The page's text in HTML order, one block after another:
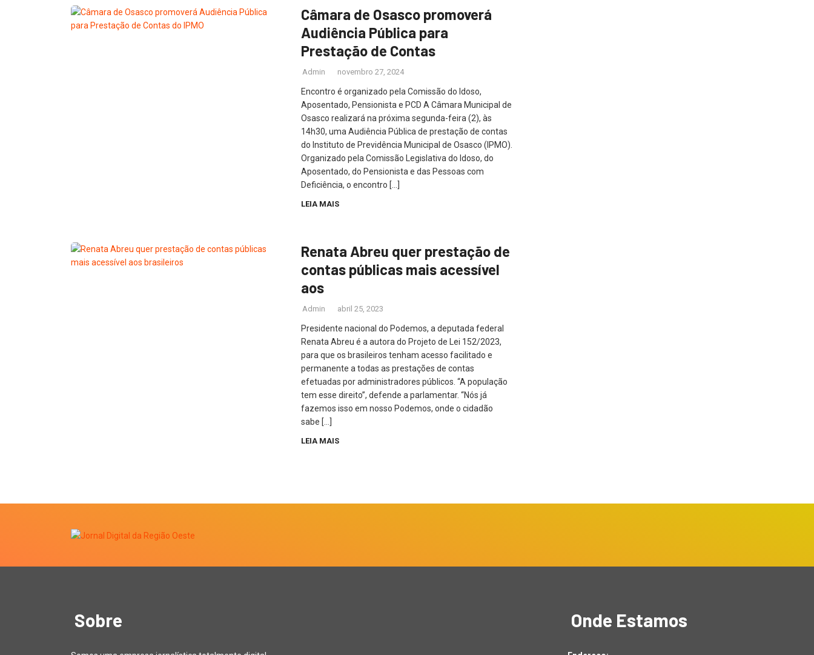
Câmara de Osasco promoverá
Audiência Pública para
Prestação de Contas
Admin novembro 27, 2024
Encontro é organizado pela Comissão do Idoso,
Aposentado, Pensionista e PCD A Câmara Municipal de
Osasco realizará na próxima segunda-feira (2), às
14h30, uma Audiência Pública de prestação de contas
do Instituto de Previdência Municipal de Osasco (IPMO).
Organizado pela Comissão Legislativa do Idoso, do
Aposentado, do Pensionista e das Pessoas com
Deficiência, o encontro […]
LEIA MAIS
Renata Abreu quer prestação de
contas públicas mais acessível
aos
Admin abril 25, 2023
Presidente nacional do Podemos, a deputada federal
Renata Abreu é a autora do Projeto de Lei 152/2023,
para que os brasileiros tenham acesso facilitado e
permanente a todas as prestações de contas
efetuadas por administradores públicos. “A população
tem esse direito”, defende a parlamentar. “Nós já
fazemos isso em nosso Podemos, onde o cidadão
sabe […]
LEIA MAIS
Sobre Onde Estamos